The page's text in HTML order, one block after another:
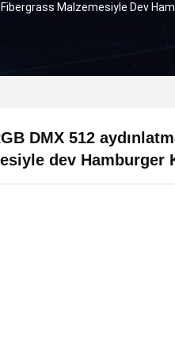
Fibergrass Malzemesiyle Dev
DMX 512
dev Hamburger